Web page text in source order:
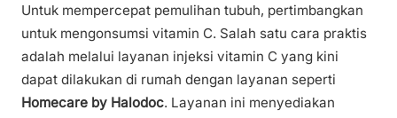
Untuk mempercepat pemulihan tubuh, pertimbangkan
untuk mengonsumsi vitamin C. Salah satu cara praktis
adalah melalui layanan injeksi vitamin C yang kini
dapat dilakukan di rumah dengan layanan seperti
Homecare by Halodoc. Layanan ini menyediakan